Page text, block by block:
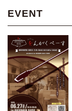
EVENT